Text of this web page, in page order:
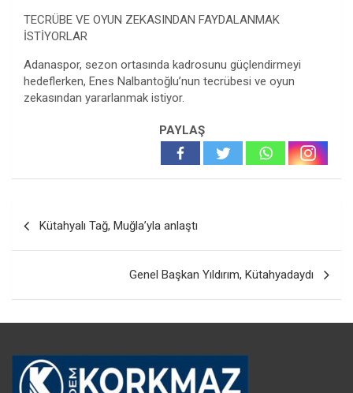
TECRÜBE VE OYUN ZEKASINDAN FAYDALANMAK
İSTİYORLAR
Adanaspor, sezon ortasında kadrosunu güçlendirmeyi
hedeflerken, Enes Nalbantoğlu’nun tecrübesi ve oyun
zekasından yararlanmak istiyor.
PAYLAŞ
gezinmesi
Kütahyalı Tağ, Muğla’yla anlaştı
Genel Başkan Yıldırım, Kütahyadaydı